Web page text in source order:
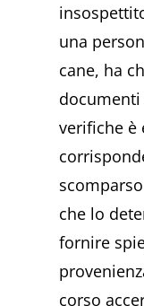
una
cane, ha
documenti
verifiche è
che lo
fornire
corso